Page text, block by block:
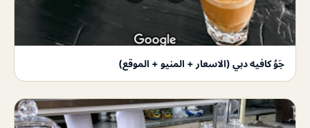
جَوُ كافيه دبي (الاسعار + المنيو + الموقع)